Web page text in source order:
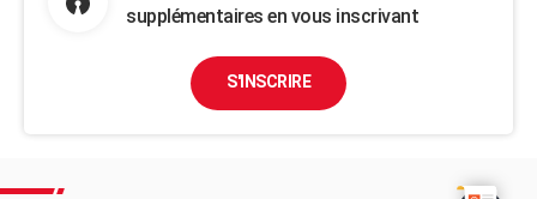
supplémentaires en vous inscrivant
S'INSCRIRE